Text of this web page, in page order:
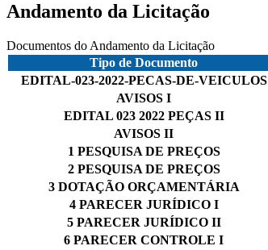
Andamento da Licitação
Documentos do Andamento da Licitação
Tipo de Documento
EDITAL-023-2022-PECAS-DE-VEICULOS
AVISOS I
EDITAL 023 2022 PEÇAS II
AVISOS II
1 PESQUISA DE PREÇOS
2 PESQUISA DE PREÇOS
3 DOTAÇÃO ORÇAMENTÁRIA
4 PARECER JURÍDICO I
5 PARECER JURÍDICO II
6 PARECER CONTROLE I